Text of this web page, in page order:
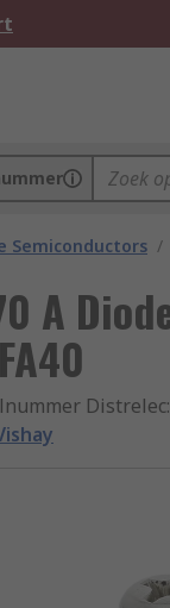
Semiconductors /
A
Distrelec: